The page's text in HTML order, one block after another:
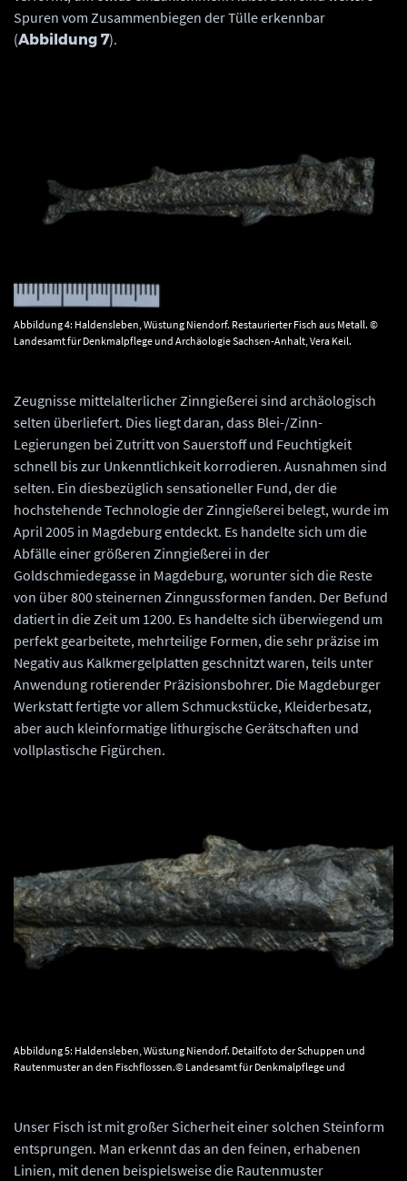
Spuren vom Zusammenbiegen der Tülle erkennbar
(Abbildung 7).
Abbildung 4: Haldensleben, Wüstung Niendorf. Restaurierter Fisch aus Metall. ©
Landesamt für Denkmalpflege und Archäologie Sachsen-Anhalt, Vera Keil.
Zeugnisse mittelalterlicher Zinngießerei sind archäologisch
selten überliefert. Dies liegt daran, dass Blei-/Zinn-
Legierungen bei Zutritt von Sauerstoff und Feuchtigkeit
schnell bis zur Unkenntlichkeit korrodieren. Ausnahmen sind
selten. Ein diesbezüglich sensationeller Fund, der die
hochstehende Technologie der Zinngießerei belegt, wurde im
April 2005 in Magdeburg entdeckt. Es handelte sich um die
Abfälle einer größeren Zinngießerei in der
Goldschmiedegasse in Magdeburg, worunter sich die Reste
von über 800 steinernen Zinngussformen fanden. Der Befund
datiert in die Zeit um 1200. Es handelte sich überwiegend um
perfekt gearbeitete, mehrteilige Formen, die sehr präzise im
Negativ aus Kalkmergelplatten geschnitzt waren, teils unter
Anwendung rotierender Präzisionsbohrer. Die Magdeburger
Werkstatt fertigte vor allem Schmuckstücke, Kleiderbesatz,
aber auch kleinformatige lithurgische Gerätschaften und
vollplastische Figürchen.
Abbildung 5: Haldensleben, Wüstung Niendorf. Detailfoto der Schuppen und
Rautenmuster an den Fischflossen.© Landesamt für Denkmalpflege und
Unser Fisch ist mit großer Sicherheit einer solchen Steinform
entsprungen. Man erkennt das an den feinen, erhabenen
Linien, mit denen beispielsweise die Rautenmuster